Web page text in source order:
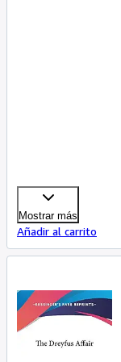
Mostrar más
Añadir al carrito